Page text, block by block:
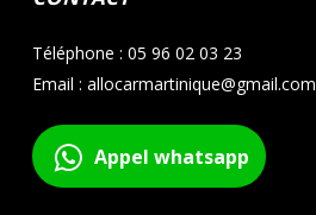
Téléphone : 05 96 02 03 23
Email : allocarmartinique@gmail.com
Appel whatsapp